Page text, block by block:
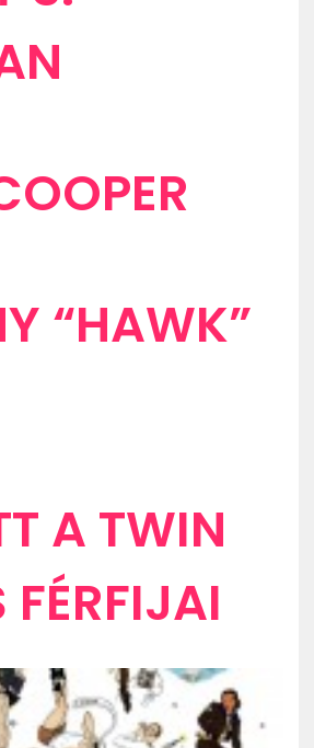
“HAWK”
A TWIN
FÉRFIJAI